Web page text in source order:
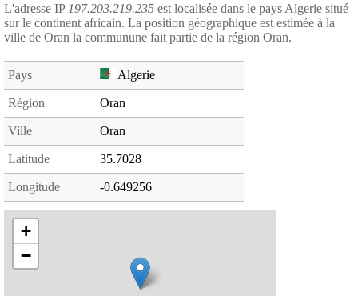
L'adresse IP 197.203.219.235 est localisée dans le pays Algerie situé
sur le continent africain. La position géographique est estimée à la
ville de Oran la communune fait partie de la région Oran.
Pays Algerie
Région Oran
Ville Oran
Latitude 35.7028
Longitude -0.649256
+
−